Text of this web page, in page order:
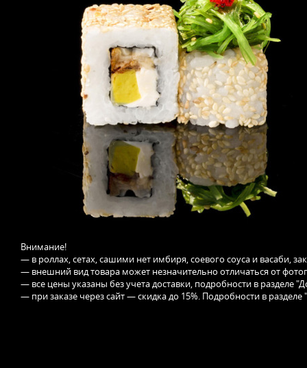
Внимание!
— в роллах, сетах, сашими нет имбиря, соевого соуса и васаби,
— внешний вид товара может незначительно отличаться от
— все цены указаны без учета доставки, подробности в разделе
— при заказе через сайт — скидка до 15%. Подробности в разделе